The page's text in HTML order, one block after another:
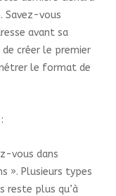
Savez-vous
avant sa
créer le premier
le format de
vous dans
». Plusieurs types
reste plus qu’à